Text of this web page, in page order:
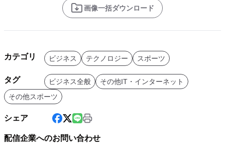
画像一括ダウンロード
カテゴリ ビジネス テクノロジー スポーツ
タグ ビジネス全般
その他IT・インターネット
その他スポーツ
シェア
配信企業へのお問い合わせ